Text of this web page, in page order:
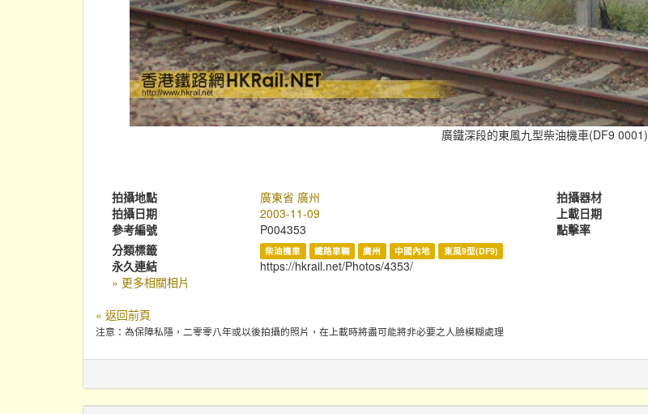
廣鐵深段的東風九型柴油機車(DF9 0001)
拍攝地點 廣東省 廣州 拍攝器材
拍攝日期
2003-11-09 上載日期
參考編號
P004353 點擊率
分類標籤
柴油機車 鐵路車輛 廣州 中國內地 東風9型(DF9)
永久連結
https://hkrail.net/Photos/4353/
» 更多相關相片
« 返回前頁
注意：為保障私隱，二零零八年或以後拍攝的照片，在上載時將盡可能將非必要之人臉模糊處理